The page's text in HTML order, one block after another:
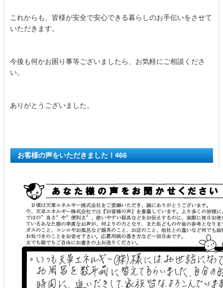
これからも、皆様が安全で安心できる暮らしのお手伝いをさせて
いただきます。
今後も何かお困り事等ございましたら、お気軽にご相談くださ
い。
ありがとうございました。
お客様の声をいただきました！466